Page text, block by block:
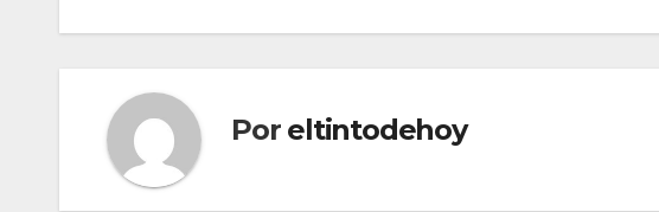
Por eltintodehoy